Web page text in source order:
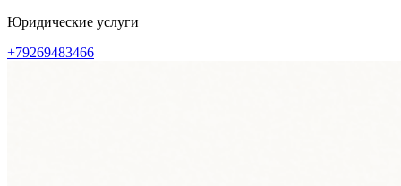
Перейти
содержимому
Юридические услуги
+79269483466